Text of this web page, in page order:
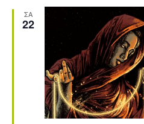
ΣΑ
22